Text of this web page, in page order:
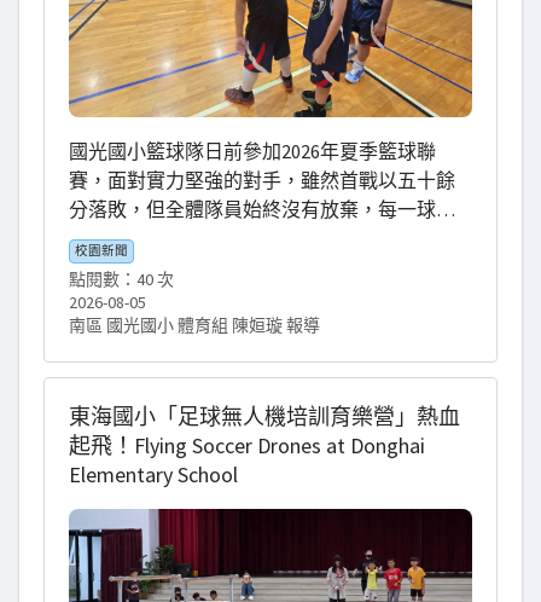
科技與未來職涯有了更多想像。相信這趟寓教
於樂的戶外教育，將在孩子們心中種下一顆勇
於探索、追逐夢想的種子。 💙特別感謝紀主任
的熱心帶領與引薦，促成此次難得的參訪機
親身體驗航空教育的魅力，收穫滿滿、受益良
多。同時也感謝朝陽科技大學航空學院團隊精
心安排課程及熱情導覽，帶給孩子們一堂精彩
又難忘的航空教育課程！
國光國小籃球隊日前參加2026年夏季籃球聯
賽，面對實力堅強的對手，雖然首戰以五十餘
分落敗，但全體隊員始終沒有放棄，每一球都
全力以赴，展現堅持到底的運動家精神。比賽
結果雖不盡理想，卻讓球員們累積了寶貴的實
戰經驗，也更加了解自身需要精進之處。 暑假
期間，籃球隊仍持續進行密集訓練，透過體能
抗，不斷提升整體實力。教練鼓勵隊員將每一
次失敗化為成長的養分，以積極的態度面對挑
戰，培養永不放棄的精神與團隊合作默契。 相
信在持續努力與扎實訓練下，國光國小籃球隊
熟、更自信的表現，朝著更高的目標勇敢邁
進。
校園新聞
點閱數：40 次
2026-08-05
南區 國光國小 體育組 陳姮璇 報導
東海國小「足球無人機培訓育樂營」熱血
起飛！Flying Soccer Drones at Donghai
Elementary School